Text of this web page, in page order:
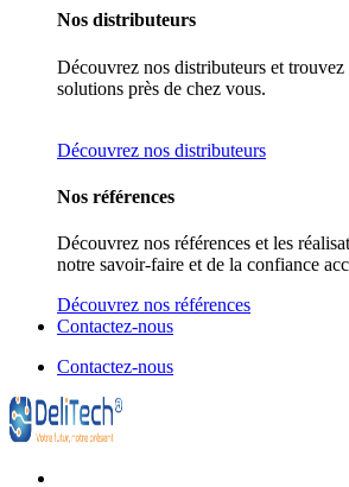
Nos distributeurs
Découvrez nos distributeurs et
solutions près de chez vous.
Découvrez nos distributeurs
Nos références
Découvrez nos références et les
notre savoir-faire et de la confiance
Découvrez nos références
Contactez-nous
Contactez-nous